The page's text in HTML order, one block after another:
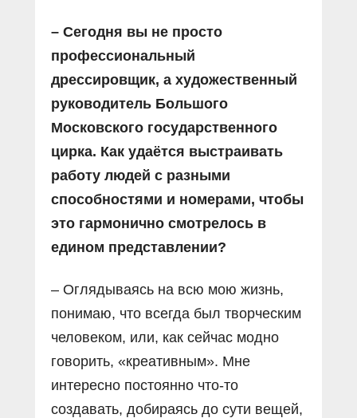
– Сегодня вы не просто
профессиональный
дрессировщик, а художественный
руководитель Большого
Московского государственного
цирка. Как удаётся выстраивать
работу людей с разными
способностями и номерами, чтобы
это гармонично смотрелось в
едином представлении?
– Оглядываясь на всю мою жизнь,
понимаю, что всегда был творческим
человеком, или, как сейчас модно
говорить, «креативным». Мне
интересно постоянно что-то
создавать, добираясь до сути вещей,